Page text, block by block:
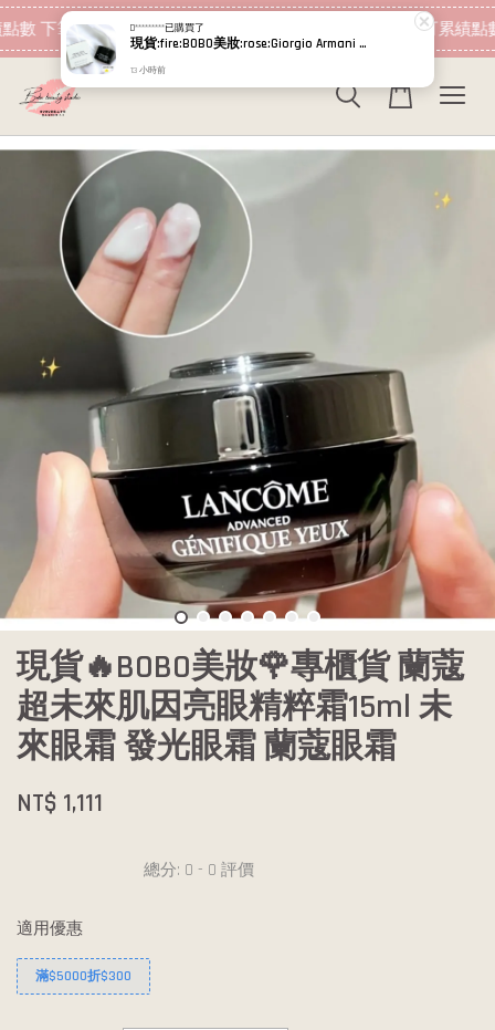
數 下筆消費即可折抵 現在去購物！ 加入會員 消費即可累績點
現貨🔥BOBO美妝🌹專櫃貨 蘭蔻
超未來肌因亮眼精粹霜15ml 未
來眼霜 發光眼霜 蘭蔻眼霜
NT$ 1,111
總分: 0 - 0 評價
適用優惠
滿$5000折$300
D*********已購買了
現貨:fire:BOBO美妝:rose:Giorgio Armani 黑曜岩新生奇蹟乳霜 輕乳霜 經典版 15ml 5ml小樣 GA
13 小時前